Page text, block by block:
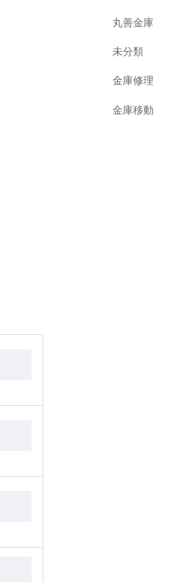
丸善金庫
未分類
金庫修理
金庫移動